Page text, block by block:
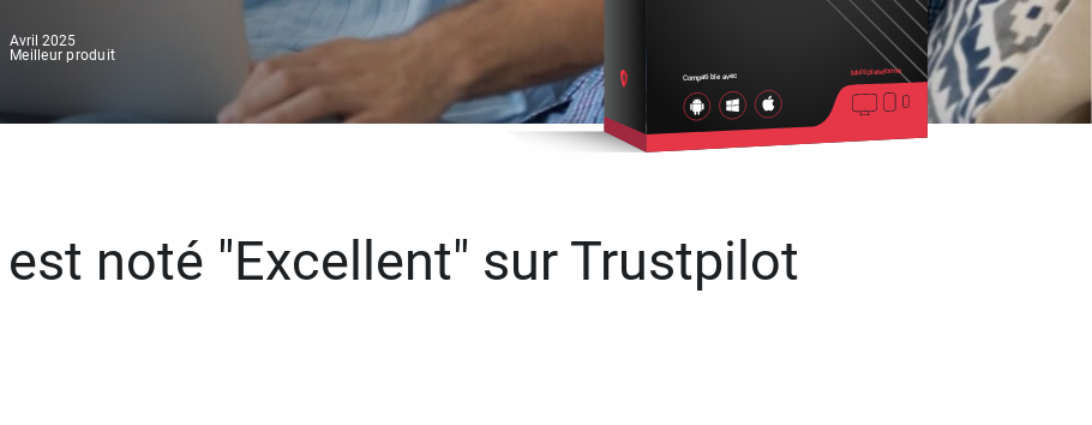
Avril 2025
Meilleur produit
Compatible avec Multiplateforme
noté "Excellent" sur Trustpilot